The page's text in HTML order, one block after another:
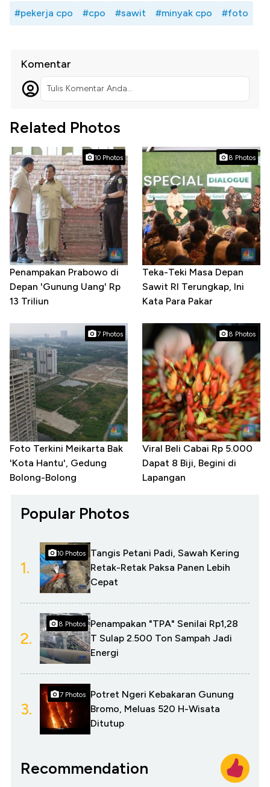
#pekerja cpo #cpo #sawit #minyak cpo #foto
Komentar
Tulis Komentar Anda...
Related Photos
10 Photos
Penampakan Prabowo di
Depan 'Gunung Uang' Rp
13 Triliun
8 Photos
Teka-Teki Masa Depan
Sawit RI Terungkap, Ini
Kata Para Pakar
7 Photos
Foto Terkini Meikarta Bak
'Kota Hantu', Gedung
Bolong-Bolong
8 Photos
Viral Beli Cabai Rp 5.000
Dapat 8 Biji, Begini di
Lapangan
Popular Photos
1.
10 Photos
Tangis Petani Padi, Sawah Kering
Retak-Retak Paksa Panen Lebih
Cepat
2.
8 Photos
Penampakan "TPA" Senilai Rp1,28
T Sulap 2.500 Ton Sampah Jadi
Energi
3.
7 Photos
Potret Ngeri Kebakaran Gunung
Bromo, Meluas 520 H-Wisata
Ditutup
Recommendation